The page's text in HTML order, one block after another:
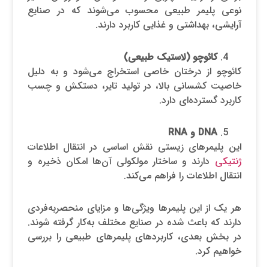
نوعی پلیمر طبیعی محسوب می‌شوند که در صنایع
آرایشی، بهداشتی و غذایی کاربرد دارند.
کائوچو (لاستیک طبیعی)
کائوچو از درختان خاصی استخراج می‌شود و به دلیل
خاصیت کشسانی بالا، در تولید تایر، دستکش و چسب
کاربرد گسترده‌ای دارد.
DNAوRNA
این پلیمرهای زیستی نقش اساسی در انتقال اطلاعات
ژنتیکیدارند و ساختار مولکولی آن‌ها امکان ذخیره و
انتقال اطلاعات را فراهم می‌کند.
هر یک از این پلیمرها ویژگی‌ها و مزایای منحصربه‌فردی
دارند که باعث شده در صنایع مختلف به‌کار گرفته شوند.
در بخش بعدی، کاربردهای پلیمرهای طبیعی را بررسی
خواهیم کرد.